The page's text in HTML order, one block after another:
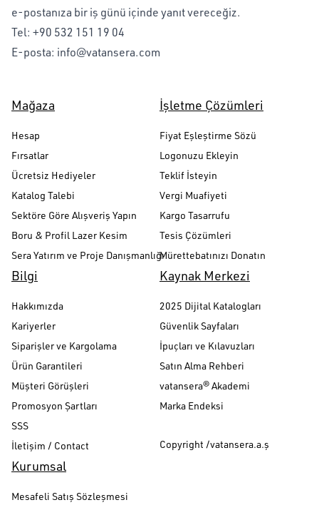
e-postanıza bir iş günü içinde yanıt vereceğiz.
Tel: +90 532 151 19 04
E-posta: info@vatansera.com
Mağaza
Hesap
Fırsatlar
Ücretsiz Hediyeler
Katalog Talebi
Sektöre Göre Alışveriş Yapın
Boru & Profil Lazer Kesim
Sera Yatırım ve Proje Danışmanlığı
İşletme Çözümleri
Fiyat Eşleştirme Sözü
Logonuzu Ekleyin
Teklif İsteyin
Vergi Muafiyeti
Kargo Tasarrufu
Tesis Çözümleri
Mürettebatınızı Donatın
Bilgi
Hakkımızda
Kariyerler
Siparişler ve Kargolama
Ürün Garantileri
Müşteri Görüşleri
Promosyon Şartları
SSS
İletişim / Contact
Kaynak Merkezi
2025 Dijital Katalogları
Güvenlik Sayfaları
İpuçları ve Kılavuzları
Satın Alma Rehberi
vatansera® Akademi
Marka Endeksi
Copyright /vatansera.a.ş
Kurumsal
Mesafeli Satış Sözleşmesi